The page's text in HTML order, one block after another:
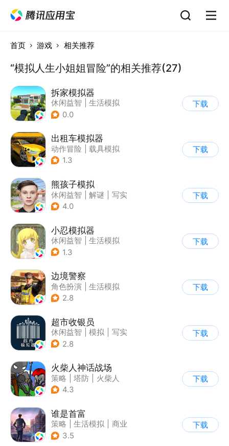
首页 游戏 相关推荐
“模拟人生小姐姐冒险”的相关推荐(27)
拆家模拟器
休闲益智
生活模拟
| 解压
0.0
下载
出租车模拟器
动作冒险
载具模拟
| 汽车
1.3
下载
熊孩子模拟
休闲益智 解谜
写实
4.0
下载
小忍模拟器
休闲益智
生活模拟
| 恋爱
1.3
下载
边境警察
角色扮演
生活模拟
| 写实
2.8
下载
超市收银员
休闲益智 模拟
写实
| 店铺经营
2.8
下载
火柴人神话战场
策略 塔防
火柴人
| 休闲益智
4.3
下载
谁是首富
策略 生活模拟
商业
| 写实
3.5
下载